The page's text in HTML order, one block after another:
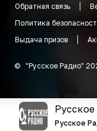
Обратная связь
Политика
Выдача призов
© "Русское Радио"
Русское